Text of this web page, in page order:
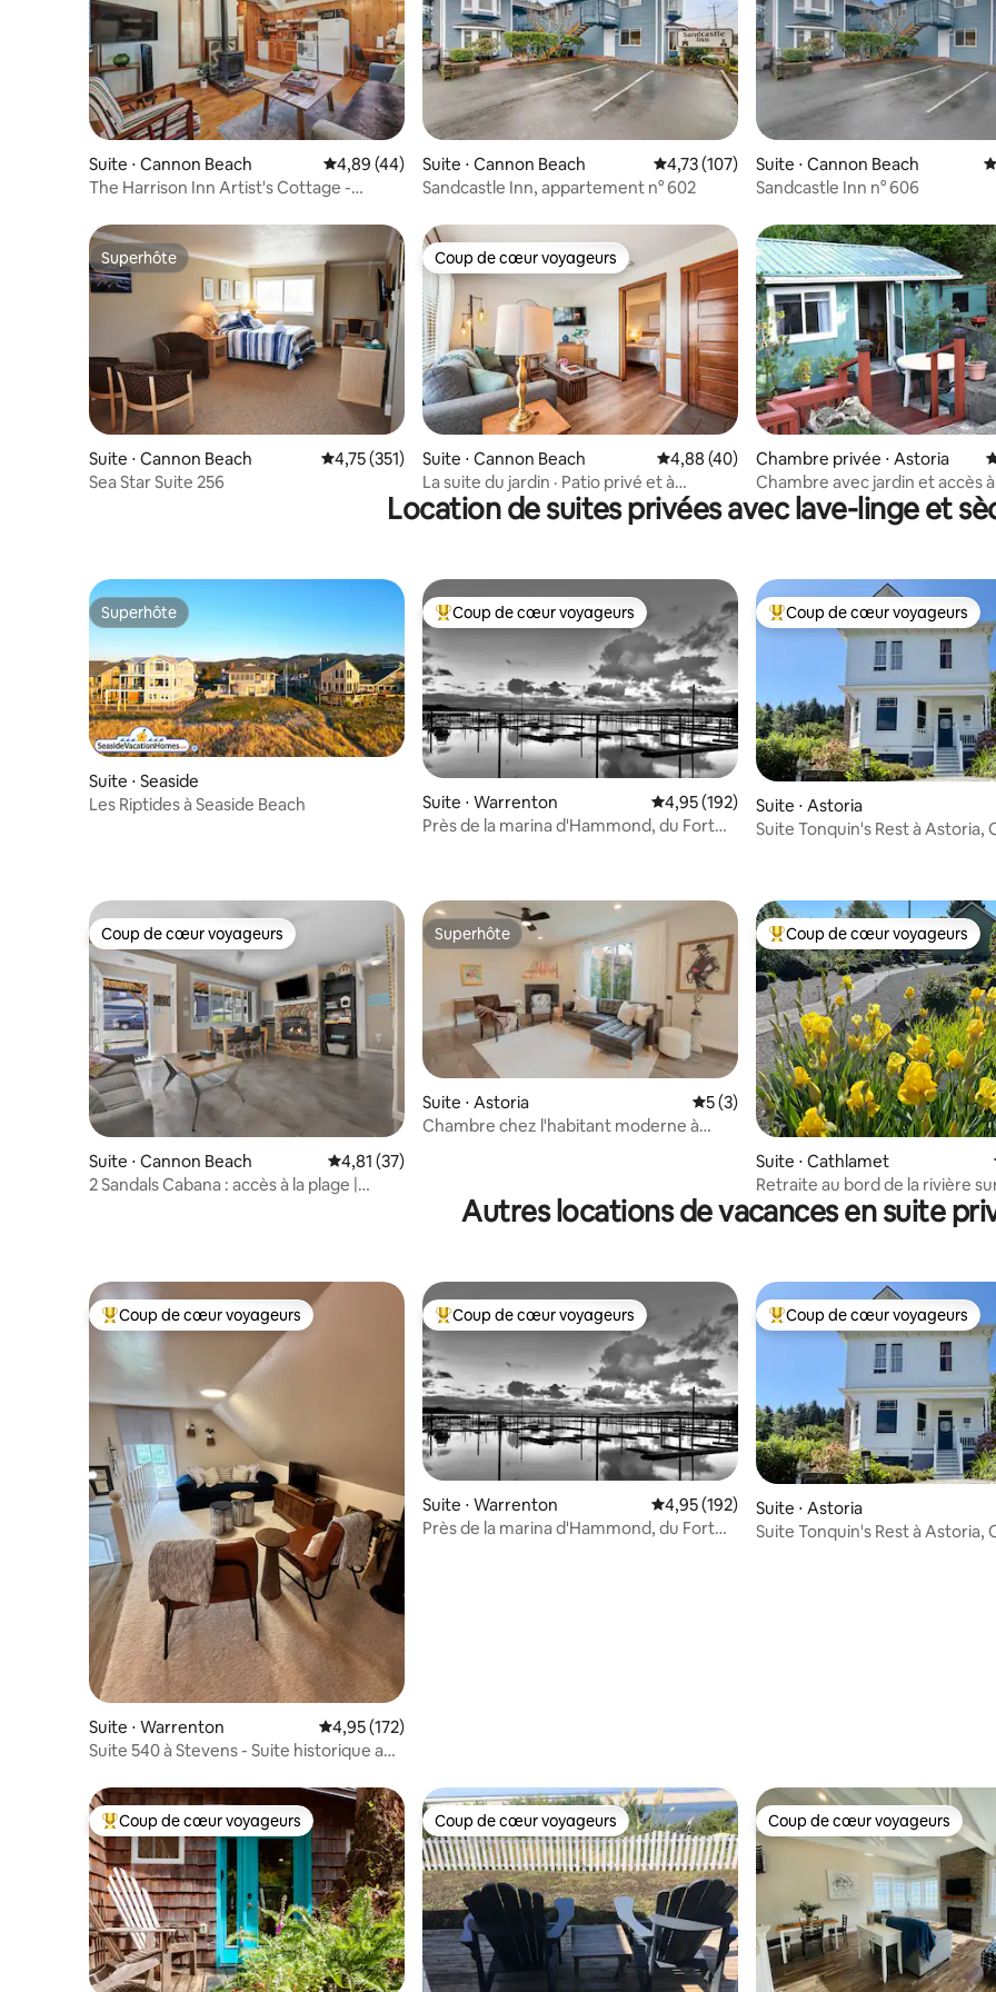
Suite ⋅ Cannon Beach Évaluation moyenne sur la base de 44 commentaires : 4,89 sur 5
4,89 (44)
The Harrison Inn Artist's Cottage -
Suite ⋅ Cannon Beach Évaluation moyenne sur la base de 107
4,73 (107)
Sandcastle Inn, appartement n° 602
Suite ⋅ Cannon Beach
Sandcastle Inn n° 606
Superhôte
Superhôte
Suite ⋅ Cannon Beach Évaluation moyenne sur la base de 351 commentaires : 4,75 sur 5
4,75 (351)
Sea Star Suite 256
Coup de cœur voyageurs
Coup de cœur voyageurs
Suite ⋅ Cannon Beach Évaluation moyenne sur la base de 40
4,88 (40)
La suite du jardin · Patio privé et à
quelques pas de la plage
Chambre privée ⋅ Astoria
Chambre avec jardin et accès à
Location de suites privées avec lave-linge et
Superhôte
Superhôte
Suite ⋅ Seaside
Les Riptides à Seaside Beach
Coups de cœur voyageurs les plus appréciés
Coup de cœur voyageurs
Suite ⋅ Warrenton Évaluation moyenne sur la base de 192
4,95 (192)
Près de la marina d'Hammond, du Fort
Coups de cœur voyageurs les
Coup de cœur voyageurs
Suite ⋅ Astoria
Suite Tonquin's Rest à Astoria,
Coup de cœur voyageurs
Coup de cœur voyageurs
Suite ⋅ Cannon Beach Évaluation moyenne sur la base de 37 commentaires : 4,81 sur 5
4,81 (37)
2 Sandals Cabana : accès à la plage |
Superhôte
Superhôte
Suite ⋅ Astoria Évaluation moyenne sur la base de 3
5 (3)
Chambre chez l'habitant moderne à
Coups de cœur voyageurs les
Coup de cœur voyageurs
Suite ⋅ Cathlamet
Retraite au bord de la rivière
Puget
Autres locations de vacances en suite
Coups de cœur voyageurs les plus appréciés
Coup de cœur voyageurs
Suite ⋅ Warrenton Évaluation moyenne sur la base de 172 commentaires : 4,95 sur 5
4,95 (172)
Suite 540 à Stevens - Suite historique au
Coups de cœur voyageurs les plus appréciés
Coup de cœur voyageurs
Suite ⋅ Warrenton Évaluation moyenne sur la base de 192
4,95 (192)
Près de la marina d'Hammond, du Fort
Coups de cœur voyageurs les
Coup de cœur voyageurs
Suite ⋅ Astoria
Suite Tonquin's Rest à Astoria,
Coups de cœur voyageurs les plus appréciés
Coup de cœur voyageurs Coup de cœur voyageurs
Coup de cœur voyageurs Coup de cœur voyageurs
Coup de cœur voyageurs